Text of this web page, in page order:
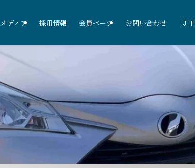
メディア 採用情報 会員ページ お問い合わせ